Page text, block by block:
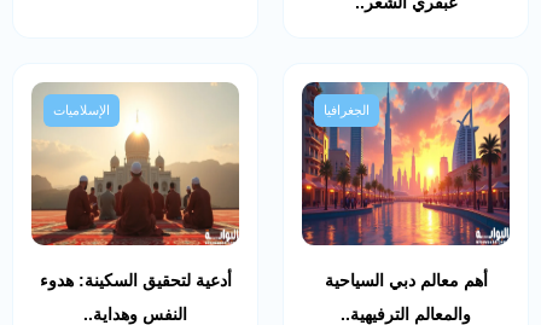
الجغرافيا
أهم معالم دبي السياحية
والمعالم الترفيهية..
الإسلاميات
أدعية لتحقيق السكينة: هدوء
النفس وهداية..